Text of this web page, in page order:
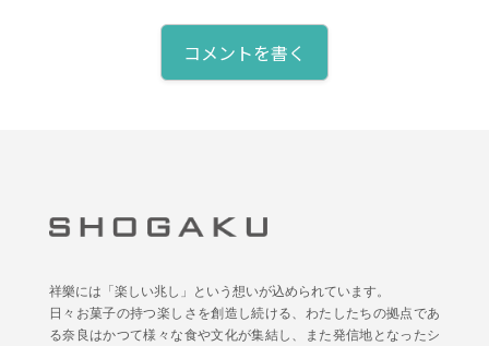
コメントを書く
祥樂には「楽しい兆し」という想いが込められています。
日々お菓子の持つ楽しさを創造し続ける、わたしたちの拠点であ
る奈良はかつて様々な食や文化が集結し、また発信地となったシ